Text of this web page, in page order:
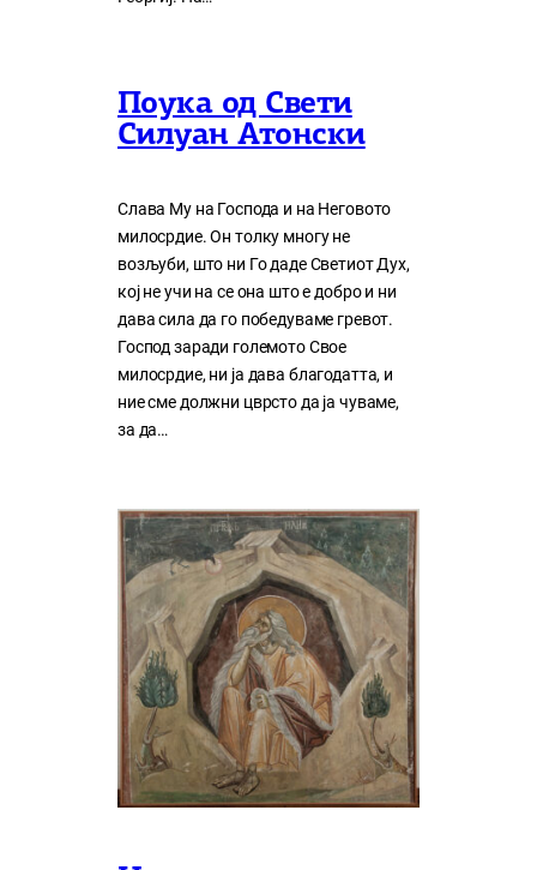
Поука од Свети
Силуан Атонски
Слава Му на Господа и на Неговото
милосрдие. Он толку многу нe
возљуби, што ни Го даде Светиот Дух,
кој нe учи на сe она што е добро и ни
дава сила да го победуваме гревот.
Господ заради големото Свое
милосрдие, ни ја дава благодатта, и
ние сме должни цврсто да ја чуваме,
за да…